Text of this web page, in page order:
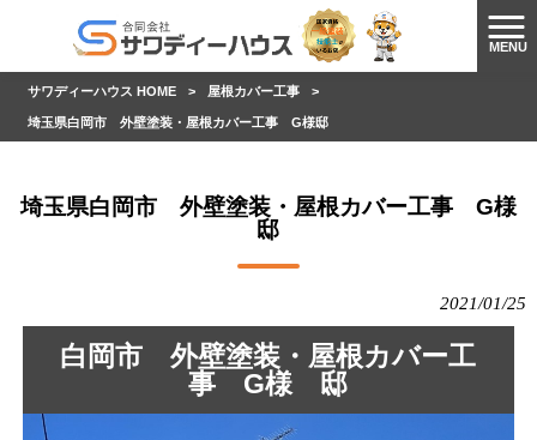
MENU
サワディーハウス HOME > 屋根カバー工事 >
埼玉県白岡市 外壁塗装・屋根カバー工事 G様邸
埼玉県白岡市 外壁塗装・屋根カバー工事 G様
邸
2021/01/25
白岡市 外壁塗装・屋根カバー工
事 G様 邸